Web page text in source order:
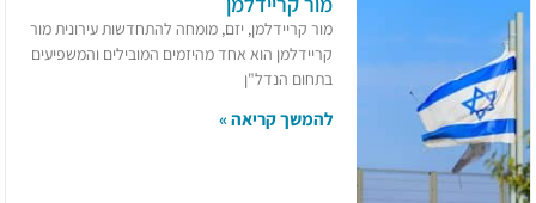
מור קריידלמן, יזם, מומחה להתחדשות עירונית מור
קריידלמן הוא אחד מהיזמים המובילים והמשפיעים
בתחום הנדל"ן
להמשך קריאה »